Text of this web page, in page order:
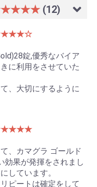
(12)
錠,優秀なバイア
に利用をさせていた
、大切にするように
、カマグラ ゴールド
効果が発揮をされまし
しています。
ピートは確定をして